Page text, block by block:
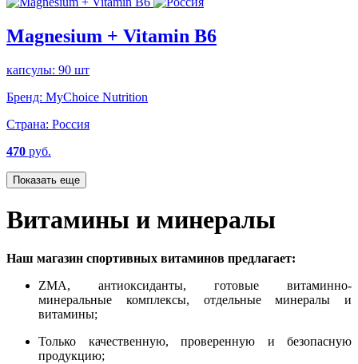
Magnesium + Vitamin B6
капсулы: 90 шт
Бренд: MyChoice Nutrition
Страна: Россия
470 руб.
Показать еще
Витамины и минералы
Наш магазин спортивных витаминов предлагает:
ZMA, антиоксиданты, готовые витаминно-
минеральные комплексы, отдельные минералы и
витамины;
Только качественную, проверенную и безопасную
продукцию;